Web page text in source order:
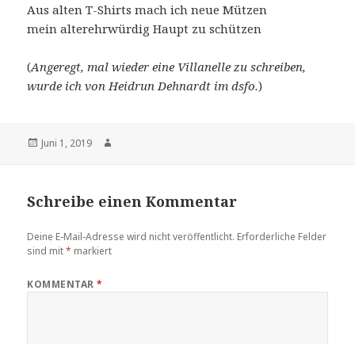
Aus alten T-Shirts mach ich neue Mützen
mein alterehrwürdig Haupt zu schützen
(Angeregt, mal wieder eine Villanelle zu schreiben,
wurde ich von Heidrun Dehnardt im dsfo.)
Veröffentlicht
Juni 1, 2019
Schreibe einen Kommentar
Deine E-Mail-Adresse wird nicht veröffentlicht. Erforderliche Felder
sind mit* markiert
KOMMENTAR*